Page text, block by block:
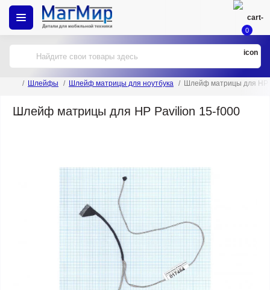
0
Шлейфы Шлейф матрицы для ноутбука Шлейф матрицы для HP
Шлейф матрицы для HP Pavilion 15-f000